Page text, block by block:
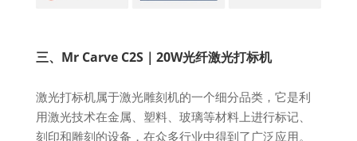
三、Mr Carve C2S｜20W光纤激光打标机
激光打标机属于激光雕刻机的一个细分品类，它是利
用激光技术在金属、塑料、玻璃等材料上进行标记、
刻印和雕刻的设备，在众多行业中得到了广泛应用。